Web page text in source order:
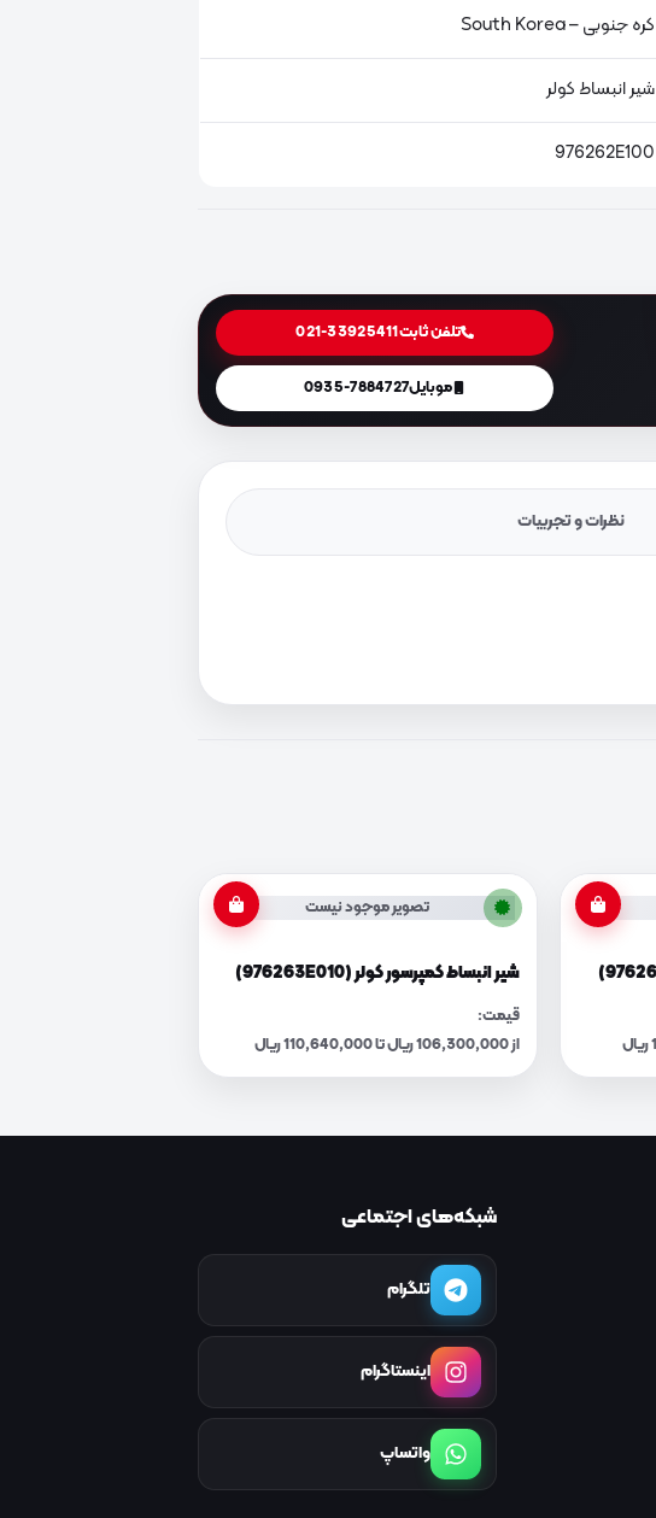
کره جنوبی – South Korea
شیر انبساط کولر
976262E100
تلفن ثابت021-33925411
موبایل0935-7884727
نظرات و تجربیات
تصویر موجود نیست
شیر انبساط کمپرسور کولر (976263E010)
قیمت:
از 106,300,000 ریال تا 110,640,000 ریال
شبکه‌های اجتماعی
تلگرام
اینستاگرام
واتساپ